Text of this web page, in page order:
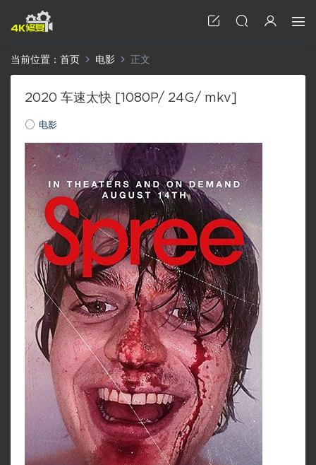
当前位置： 首页 电影 正文
2020 车速太快 [1080P/ 24G/ mkv]
电影